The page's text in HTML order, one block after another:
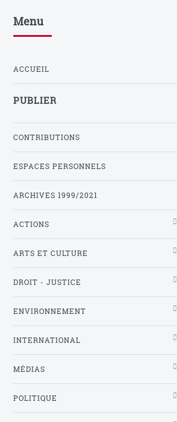
Menu
ACCUEIL
PUBLIER
CONTRIBUTIONS
ESPACES PERSONNELS
ARCHIVES 1999/2021
ACTIONS
ARTS ET CULTURE
DROIT - JUSTICE
ENVIRONNEMENT
INTERNATIONAL
MÉDIAS
POLITIQUE